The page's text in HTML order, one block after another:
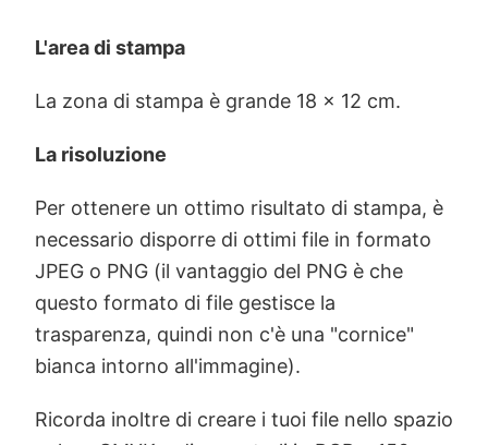
L'area di stampa
La zona di stampa è grande 18 x 12 cm.
La risoluzione
Per ottenere un ottimo risultato di stampa, è
necessario disporre di ottimi file in formato
JPEG o PNG (il vantaggio del PNG è che
questo formato di file gestisce la
trasparenza, quindi non c'è una "cornice"
bianca intorno all'immagine).
Ricorda inoltre di creare i tuoi file nello spazio